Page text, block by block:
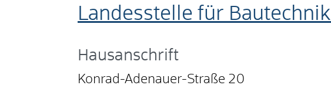
Landesstelle für
Hausanschrift
Konrad-Adenauer-Straße 20